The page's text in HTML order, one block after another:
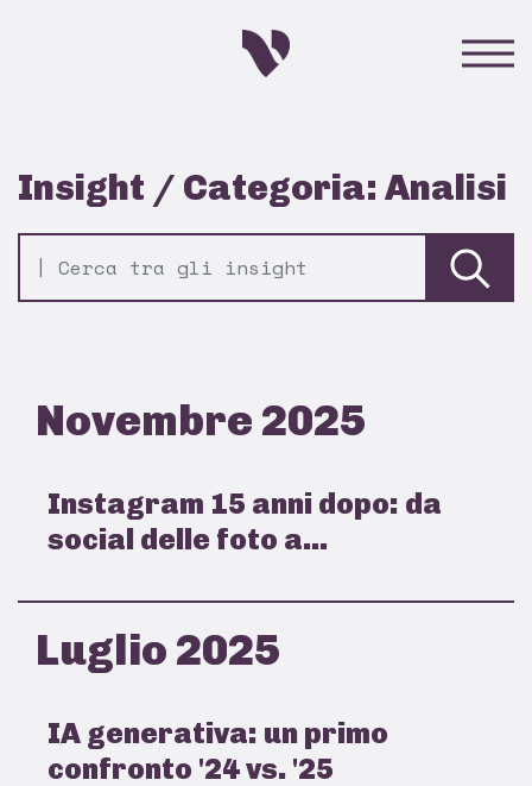
Insight / Categoria: Analisi
Novembre 2025
Instagram 15 anni dopo: da
social delle foto a...
Luglio 2025
IA generativa: un primo
confronto '24 vs. '25